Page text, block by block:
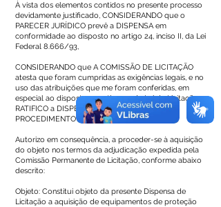
À vista dos elementos contidos no presente processo
devidamente justificado, CONSIDERANDO que o
PARECER JURÍDICO prevê a DISPENSA em
conformidade ao disposto no artigo 24, inciso II, da Lei
Federal 8.666/93,
CONSIDERANDO que A COMISSÃO DE LICITAÇÃO
atesta que foram cumpridas as exigências legais, e no
uso das atribuições que me foram conferidas, em
especial ao disposto no artigo 24 da Lei de Licitações,
RATIFICO a DISPENSA DE LICITAÇÃO do
PROCEDIMENTO Nº 033/2021.
Autorizo em consequência, a proceder-se à aquisição
do objeto nos termos da adjudicação expedida pela
Comissão Permanente de Licitação, conforme abaixo
descrito:
Objeto: Constitui objeto da presente Dispensa de
Licitação a aquisição de equipamentos de proteção